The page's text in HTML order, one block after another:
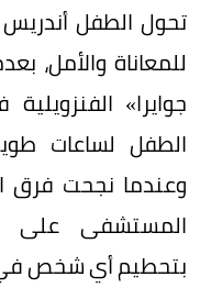
للمعاناة والأمل،
الطفل لساعات
وعندما نجحت فرق
المستشفى على
بتحطيم أي شخص